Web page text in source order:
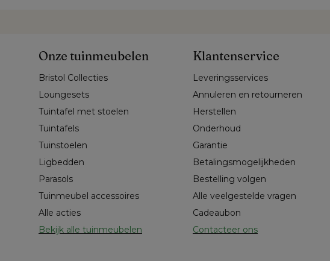
Onze tuinmeubelen
Bristol Collecties
Loungesets
Tuintafel met stoelen
Tuintafels
Tuinstoelen
Ligbedden
Parasols
Tuinmeubel accessoires
Alle acties
Bekijk alle tuinmeubelen
Klantenservice
Leveringsservices
Annuleren en retourneren
Herstellen
Onderhoud
Garantie
Betalingsmogelijkheden
Bestelling volgen
Alle veelgestelde vragen
Cadeaubon
Contacteer ons